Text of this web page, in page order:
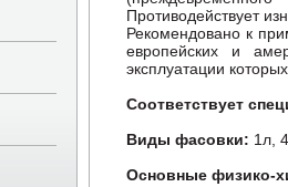
Противодействует
Рекомендовано к
европейских и
эксплуатации
Соответствует
Виды фасовки: 1л,
Основные физико-